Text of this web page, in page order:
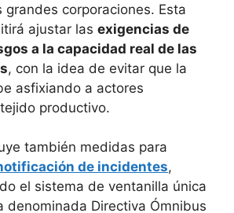
grandes corporaciones. Esta
ajustar las exigencias de
a la capacidad real de las
, con la idea de evitar que la
asfixiando a actores
productivo.
también medidas para
de incidentes,
el sistema de ventanilla única
denominada Directiva Ómnibus